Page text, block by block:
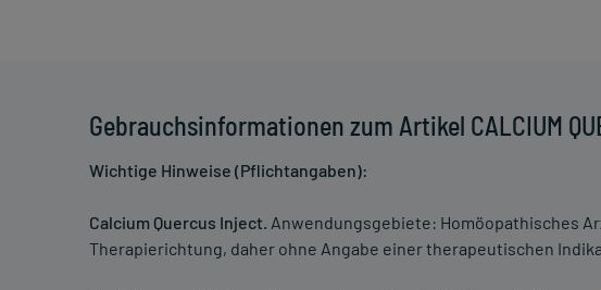
Gebrauchsinformationen zum Artikel CALCIUM
Wichtige Hinweise (Pflichtangaben):
Calcium Quercus Inject. Anwendungsgebiete: Homöopathisches
Therapierichtung, daher ohne Angabe einer therapeutischen